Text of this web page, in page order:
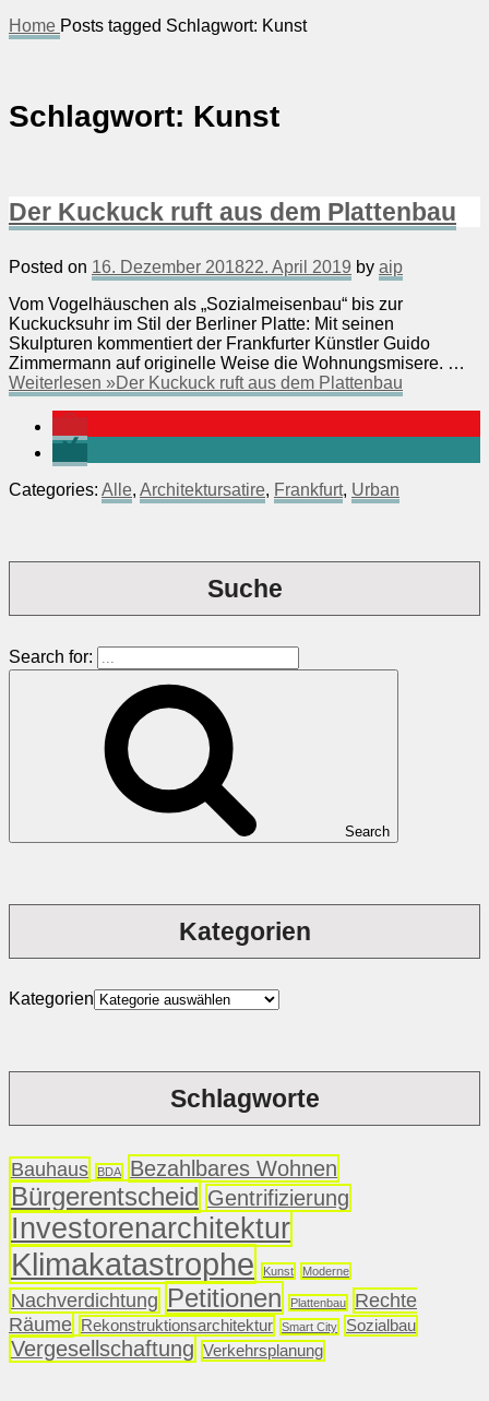
Home Posts tagged Schlagwort: Kunst
Schlagwort: Kunst
Der Kuckuck ruft aus dem Plattenbau
Posted on 16. Dezember 201822. April 2019 by aip
Vom Vogelhäuschen als „Sozialmeisenbau“ bis zur
Kuckucksuhr im Stil der Berliner Platte: Mit seinen
Skulpturen kommentiert der Frankfurter Künstler Guido
Zimmermann auf originelle Weise die Wohnungsmisere. …
Weiterlesen »Der Kuckuck ruft aus dem Plattenbau
Categories: Alle, Architektursatire, Frankfurt, Urban
Suche
Search for:
Search
Kategorien
Kategorien
Schlagworte
Bauhaus BDA Bezahlbares Wohnen
Bürgerentscheid Gentrifizierung
Investorenarchitektur
Klimakatastrophe Kunst Moderne
Nachverdichtung Petitionen Plattenbau
Rechte
Räume
Rekonstruktionsarchitektur Smart City Sozialbau
Vergesellschaftung Verkehrsplanung